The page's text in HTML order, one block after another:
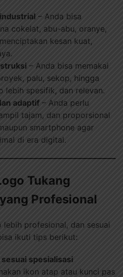
– Anda bisa
cokelat, abu-abu, oranye,
kesan kuat,
– Anda bisa memakai
palu, sekop, hingga
lebih spesifik, dan relevan.
adaptif – Anda perlu
tajam, dan proporsional
smartphone agar
di era digital.
Tukang
Profesional
profesional, dan sesuai
ikuti tips berikut:
spesialisasi
ikon atap atau kunci pas